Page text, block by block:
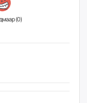
Үзэн ядмаар (0)